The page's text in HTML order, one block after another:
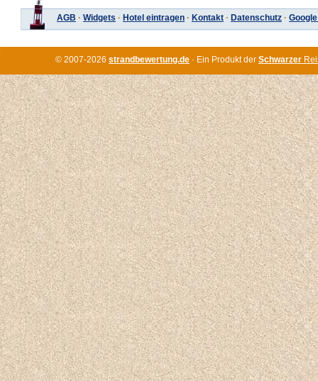
AGB · Widgets · Hotel eintragen · Kontakt · Datenschutz ·
© 2007-2026 strandbewertung.de · Ein Produkt der Schwarzer